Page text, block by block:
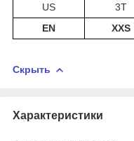
US
3T
EN
XXS
Скрыть
Характеристики